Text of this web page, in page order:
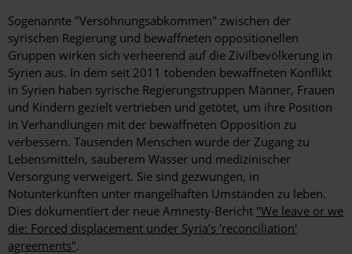
Sogenannte "Versöhnungsabkommen" zwischen der
syrischen Regierung und bewaffneten oppositionellen
Gruppen wirken sich verheerend auf die Zivilbevölkerung in
Syrien aus. In dem seit 2011 tobenden bewaffneten Konflikt
in Syrien haben syrische Regierungstruppen Männer, Frauen
und Kindern gezielt vertrieben und getötet, um ihre Position
in Verhandlungen mit der bewaffneten Opposition zu
verbessern. Tausenden Menschen wurde der Zugang zu
Lebensmitteln, sauberem Wasser und medizinischer
Versorgung verweigert. Sie sind gezwungen, in
Notunterkünften unter mangelhaften Umständen zu leben.
Dies dokumentiert der neue Amnesty-Bericht "We leave or we
die: Forced displacement under Syria’s 'reconciliation'
agreements".